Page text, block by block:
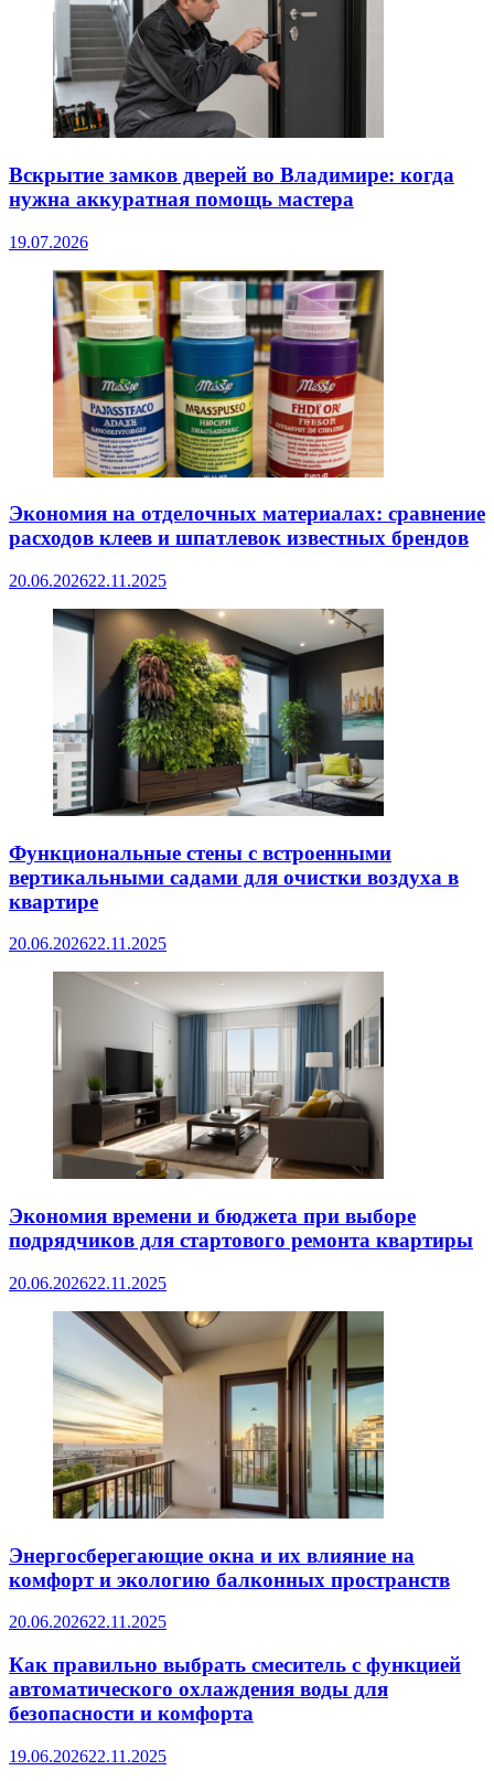
Вскрытие замков дверей во Владимире: когда
нужна аккуратная помощь мастера
19.07.2026
Экономия на отделочных материалах: сравнение
расходов клеев и шпатлевок известных брендов
20.06.202622.11.2025
Функциональные стены с встроенными
вертикальными садами для очистки воздуха в
квартире
20.06.202622.11.2025
Экономия времени и бюджета при выборе
подрядчиков для стартового ремонта квартиры
20.06.202622.11.2025
Энергосберегающие окна и их влияние на
комфорт и экологию балконных пространств
20.06.202622.11.2025
Как правильно выбрать смеситель с функцией
автоматического охлаждения воды для
безопасности и комфорта
19.06.202622.11.2025